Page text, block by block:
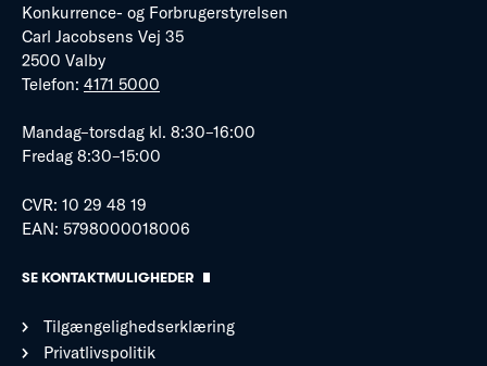
Konkurrence- og Forbrugerstyrelsen
Carl Jacobsens Vej 35
2500 Valby
Telefon: 4171 5000
Mandag–torsdag kl. 8:30–16:00
Fredag 8:30–15:00
CVR: 10 29 48 19
EAN: 5798000018006
SE KONTAKTMULIGHEDER
Tilgængelighedserklæring
Privatlivspolitik